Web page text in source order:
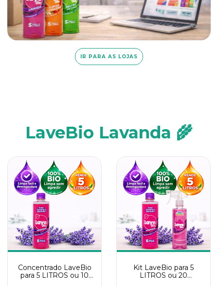
IR PARA AS LOJAS
LaveBio Lavanda 🌾
Concentrado LaveBio
para 5 LITROS ou 10
Kit LaveBio para 5
LITROS ou 20